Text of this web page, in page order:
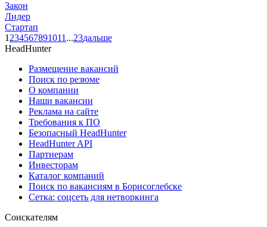
Закон
Лидер
Стартап
1 234567891011 ...23дальше
HeadHunter
Размещение вакансий
Поиск по резюме
О компании
Наши вакансии
Реклама на сайте
Требования к ПО
Безопасный HeadHunter
HeadHunter API
Партнерам
Инвесторам
Каталог компаний
Поиск по вакансиям в Борисоглебске
Сетка: соцсеть для нетворкинга
Соискателям